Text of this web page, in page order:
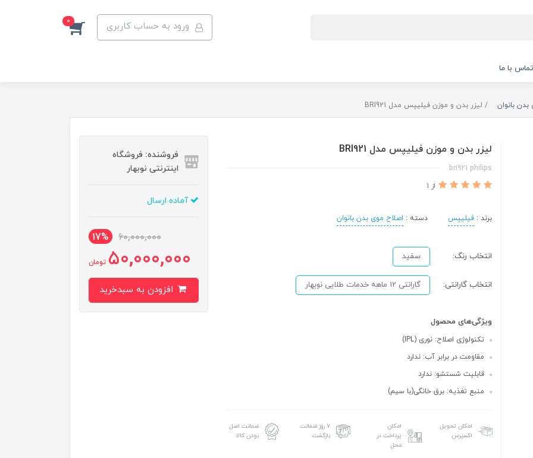
ورود به حساب کاربری 0
تماس با ما
بانوان لیزر بدن و موزن فیلیپس مدل BRI921
لیزر بدن و موزن فیلیپس مدل BRI921
bri921 philips
از 1
برند : فیلیپس دسته : اصلاح موی بدن بانوان
انتخاب رنگ: سفید
انتخاب گارانتی: گارانتی 12 ماهه خدمات طلایی نوبهار
ویژگی‌های محصول
تکنولوژی اصلاح: نوری (IPL)
مقاومت در برابر آب: ندارد
قابلیت شستشو: ندارد
منبع تغذیه: برق خانگی(با سیم)
امکان تحویل
اکسپرس
امکان
پرداخت در
محل
۷ روز ضمانت
بازگشت
ضمانت اصل
بودن کالا
فروشنده: فروشگاه
اینترنتی نوبهار
آماده ارسال
60,000,000
17%
50,000,000 تومان